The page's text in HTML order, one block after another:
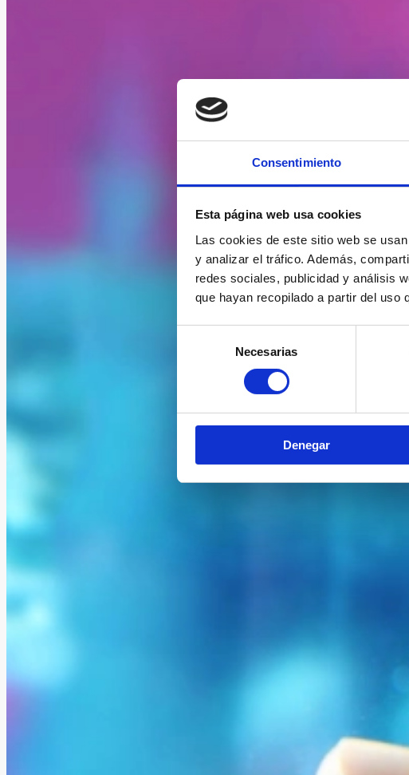
Consentimiento
Esta página web usa cookies
Las cookies de este sitio web se
y analizar el tráfico. Además,
redes sociales, publicidad y análisis
que hayan recopilado a partir del uso
consentimiento
Necesarias
Denegar